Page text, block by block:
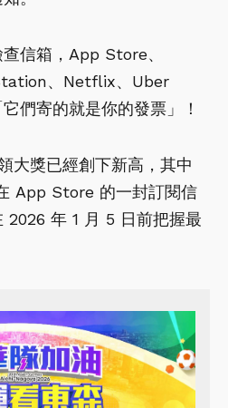
信箱，App Store、
、Netflix、Uber
們寄的就是你的發票」！
大獎已經創下新高，其中
App Store 的一封訂閱信
2026 年 1 月 5 日前把握最